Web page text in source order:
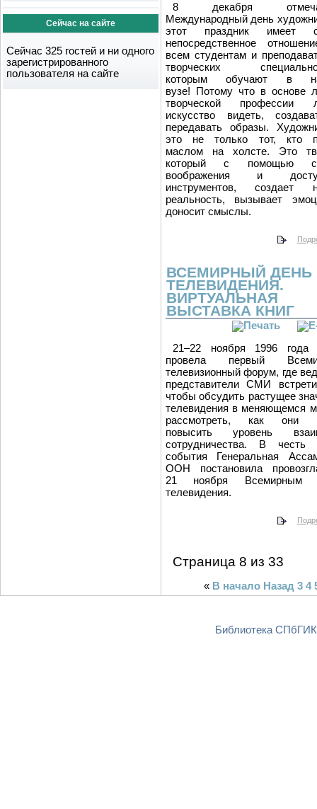
Сейчас на сайте
Сейчас 325 гостей и ни одного
зарегистрированного
пользователя на сайте
8 декабря
Международный день
этот праздник имеет
непосредственное
всем студентам и
творческих
которым обучают в
вузе! Потому что в основе
творческой профессии
искусство видеть,
передавать образы.
это не только тот, кто
маслом на холсте. Это
который с помощью
воображения и
инструментов, создает
реальность, вызывает
доносит смыслы.
ВСЕМИРНЫЙ ДЕНЬ
ТЕЛЕВИДЕНИЯ.
ВИРТУАЛЬНАЯ
ВЫСТАВКА КНИГ
21–22 ноября 1996
провела первый
телевизионный форум, где
представители СМИ
чтобы обсудить растущее
телевидения в меняющемся
рассмотреть, как они
повысить уровень
сотрудничества. В честь
события Генеральная
ООН постановила
21 ноября Всемирным
телевидения.
Страница 8 из 33
« В начало Назад 3 4
Библиотека